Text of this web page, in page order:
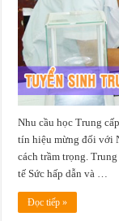
Nhu cầu học Trung
tín hiệu mừng đối với
cách trầm trọng.
tế Sức hấp dẫn và …
Đọc tiếp »